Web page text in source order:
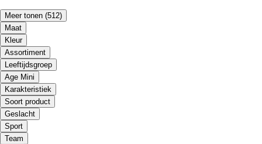
Meer tonen (512)
Maat
Kleur
Assortiment
Leeftijdsgroep
Age Mini
Karakteristiek
Soort product
Geslacht
Sport
Team